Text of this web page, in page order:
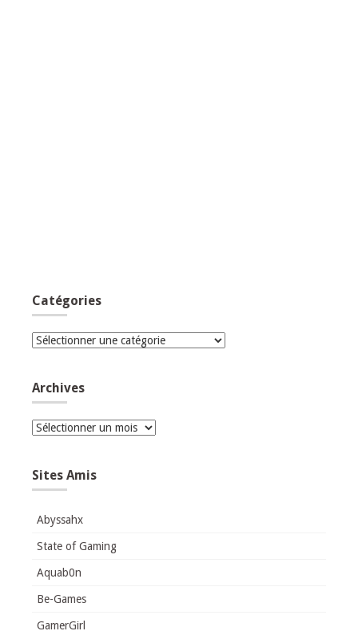
Catégories
Catégories
Archives
Archives
Sites Amis
Abyssahx
State of Gaming
Aquab0n
Be-Games
GamerGirl